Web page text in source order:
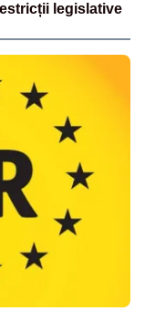
legislative